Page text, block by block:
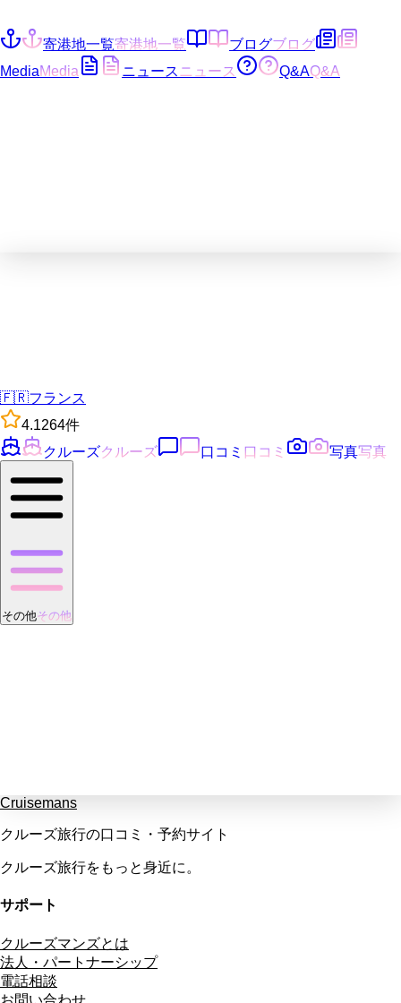
寄港地一覧寄港地一覧 ブログブログ
MediaMedia ニュース ニュース Q&AQ&A
🇫🇷フランス
4.1264件
クルーズクルーズ 口コミ 口コミ 写真写真
その他その他
Cruisemans
クルーズ旅行の口コミ・予約サイト
クルーズ旅行をもっと身近に。
サポート
クルーズマンズとは
法人・パートナーシップ
電話相談
お問い合わせ